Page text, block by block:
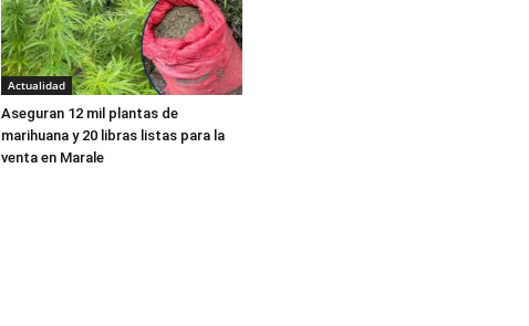
Actualidad
Aseguran 12 mil plantas de
marihuana y 20 libras listas para la
venta en Marale